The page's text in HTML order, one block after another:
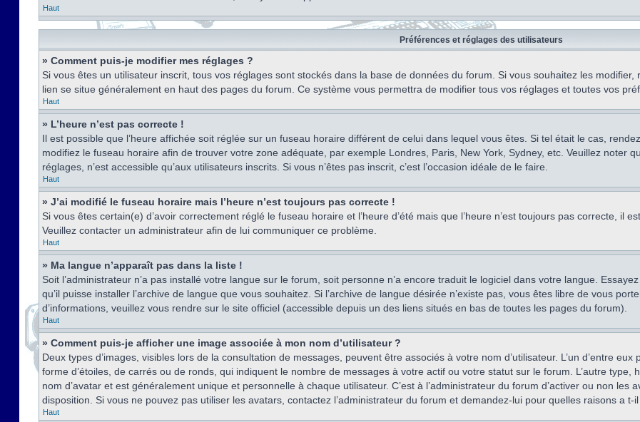
Haut
Préférences et réglages des utilisateurs
» Comment puis-je modifier mes réglages ?
Si vous êtes un utilisateur inscrit, tous vos réglages sont stockés dans la base de données du forum. Si vous souhaitez les
lien se situe généralement en haut des pages du forum. Ce système vous permettra de modifier tous vos réglages et toutes vos
Haut
» L’heure n’est pas correcte !
Il est possible que l’heure affichée soit réglée sur un fuseau horaire différent de celui dans lequel vous êtes. Si tel était le cas,
modifiez le fuseau horaire afin de trouver votre zone adéquate, par exemple Londres, Paris, New York, Sydney, etc. Veuillez noter
réglages, n’est accessible qu’aux utilisateurs inscrits. Si vous n’êtes pas inscrit, c’est l’occasion idéale de le faire.
Haut
» J’ai modifié le fuseau horaire mais l’heure n’est toujours pas correcte !
Si vous êtes certain(e) d’avoir correctement réglé le fuseau horaire et l’heure d’été mais que l’heure n’est toujours pas correcte, il
Veuillez contacter un administrateur afin de lui communiquer ce problème.
Haut
» Ma langue n’apparaît pas dans la liste !
Soit l’administrateur n’a pas installé votre langue sur le forum, soit personne n’a encore traduit le logiciel dans votre langue.
qu’il puisse installer l’archive de langue que vous souhaitez. Si l’archive de langue désirée n’existe pas, vous êtes libre de vous
d’informations, veuillez vous rendre sur le site officiel (accessible depuis un des liens situés en bas de toutes les pages du forum).
Haut
» Comment puis-je afficher une image associée à mon nom d’utilisateur ?
Deux types d’images, visibles lors de la consultation de messages, peuvent être associés à votre nom d’utilisateur. L’un d’entre
forme d’étoiles, de carrés ou de ronds, qui indiquent le nombre de messages à votre actif ou votre statut sur le forum. L’autre
nom d’avatar et est généralement unique et personnelle à chaque utilisateur. C’est à l’administrateur du forum d’activer ou non
disposition. Si vous ne pouvez pas utiliser les avatars, contactez l’administrateur du forum et demandez-lui pour quelles raisons a t-
Haut